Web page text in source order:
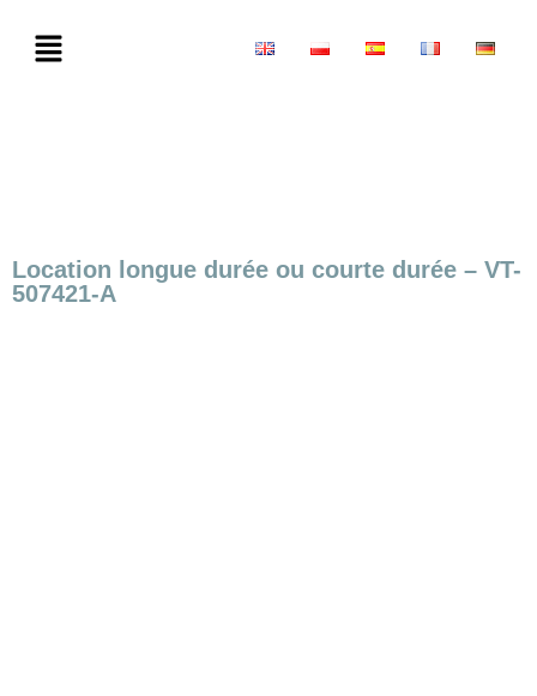
Location longue durée ou courte durée – VT-
507421-A